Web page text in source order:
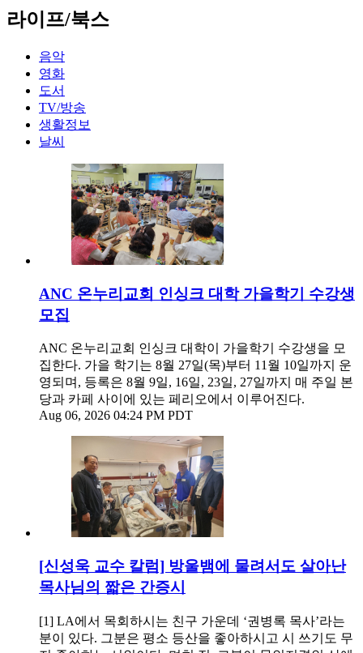
라이프/북스
음악
영화
도서
TV/방송
생활정보
날씨
ANC 온누리교회 인싱크 대학 가을학기 수강생
모집
ANC 온누리교회 인싱크 대학이 가을학기 수강생을 모
집한다. 가을 학기는 8월 27일(목)부터 11월 10일까지 운
영되며, 등록은 8월 9일, 16일, 23일, 27일까지 매 주일 본
당과 카페 사이에 있는 페리오에서 이루어진다.
Aug 06, 2026 04:24 PM PDT
[신성욱 교수 칼럼] 방울뱀에 물려서도 살아난
목사님의 짧은 간증시
[1] LA에서 목회하시는 친구 가운데 ‘권병록 목사’라는
분이 있다. 그분은 평소 등산을 좋아하시고 시 쓰기도 무